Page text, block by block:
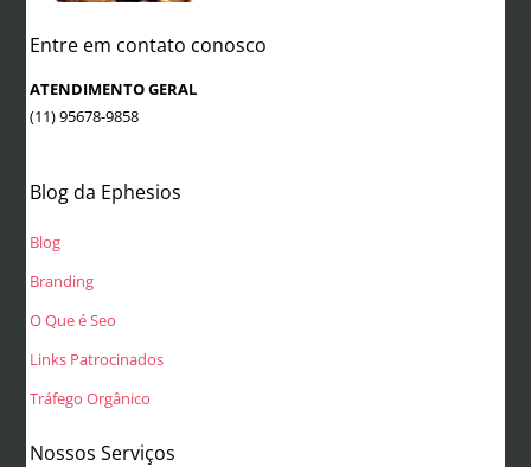
Entre em contato conosco
ATENDIMENTO GERAL
(11) 95678-9858
Blog da Ephesios
Blog
Branding
O Que é Seo
Links Patrocinados
Tráfego Orgânico
Nossos Serviços